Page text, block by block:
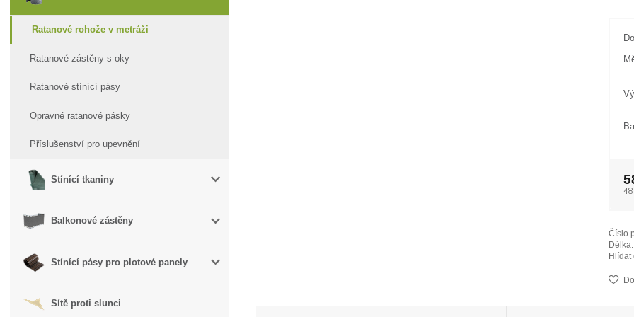
Ratanové rohože v metráži
Ratanové zástěny s oky
Ratanové stínící pásy
Opravné ratanové pásky
Příslušenství pro upevnění
Stínící tkaniny
Balkonové zástěny
Stínící pásy pro plotové panely
Sítě proti slunci
Číslo
Délka:
Hlídat